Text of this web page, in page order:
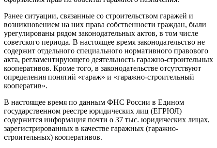
Ранее ситуации, связанные со строительством гаражей и
возникновением на них права собственности граждан, были
урегулированы рядом законодательных актов, в том числе
советского периода. В настоящее время законодательство не
содержит отдельного специального нормативного правового
акта, регламентирующего деятельность гаражно-строительных
кооперативов. Кроме того, в законодательстве отсутствуют
определения понятий «гараж» и «гаражно-строительный
кооператив».
В настоящее время по данным ФНС России в Едином
государственном реестре юридических лиц (ЕГРЮЛ)
содержится информация почти о 37 тыс. юридических лицах,
зарегистрированных в качестве гаражных (гаражно-
строительных) кооперативов.